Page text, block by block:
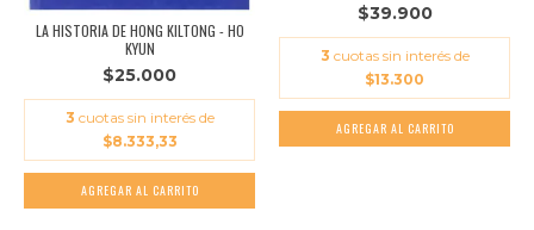
LA HISTORIA DE HONG KILTONG - HO
KYUN
$25.000
3 cuotas sin interés de
$8.333,33
$39.900
3 cuotas sin interés de
$13.300